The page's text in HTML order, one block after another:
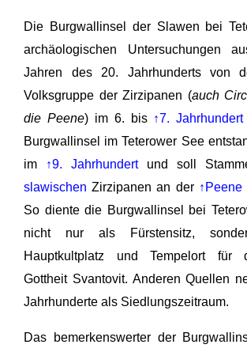
Die Burgwallinsel der Slawen bei
archäologischen Untersuchungen
Jahren des 20. Jahrhunderts von
Volksgruppe der Zirzipanen (auch
die Peene) im 6. bis ↑7. Jahrhundert
Burgwallinsel im Teterower See
im ↑9. Jahrhundertund soll
slawischen Zirzipanen an der ↑Peene
So diente die Burgwallinsel bei
nicht nur als Fürstensitz,
Hauptkultplatz und Tempelort für
Gottheit Svantovit. Anderen Quellen
Jahrhunderte als Siedlungszeitraum.
Das bemerkenswerter der